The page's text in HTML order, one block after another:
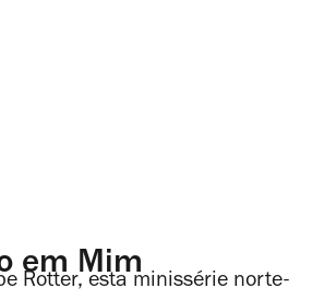
em Mim
Rotter, esta minissérie norte-